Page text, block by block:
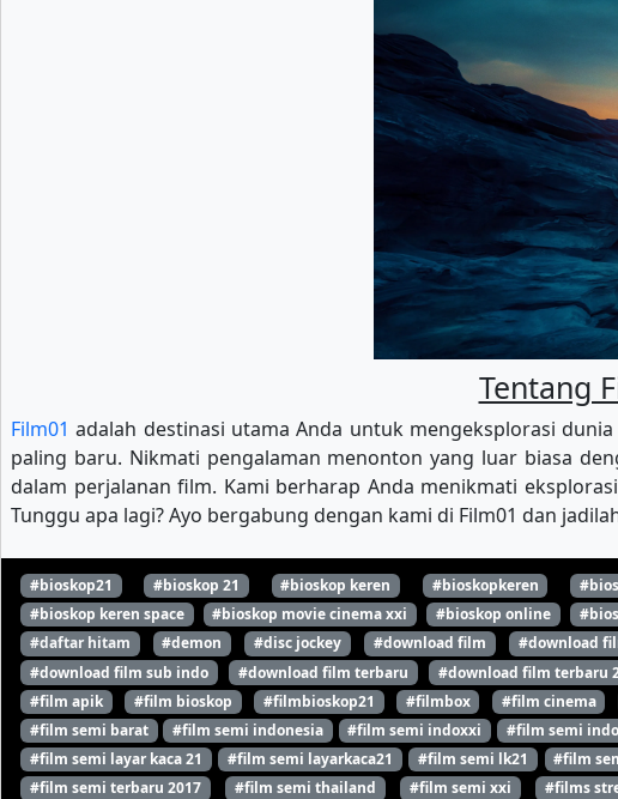
Tentang
Film01 adalah destinasi utama Anda untuk mengeksplorasi
paling baru. Nikmati pengalaman menonton yang luar biasa
dalam perjalanan film. Kami berharap Anda menikmati
Tunggu apa lagi? Ayo bergabung dengan kami di Film01 dan
#bioskop21 #bioskop 21 #bioskop keren #bioskopkeren
#bioskop keren space
#bioskop movie cinema xxi #bioskop online
#daftar hitam
#demon #disc jockey #download film #download
#download film sub indo
#download film terbaru #download film terbaru
#film apik
#film bioskop #filmbioskop21 #filmbox #film cinema
#film semi barat
#film semi indonesia #film semi indoxxi #film semi
#film semi layar kaca 21
#film semi layarkaca21 #film semi lk21 #film
#film semi terbaru 2017
#film semi thailand #film semi xxi #films